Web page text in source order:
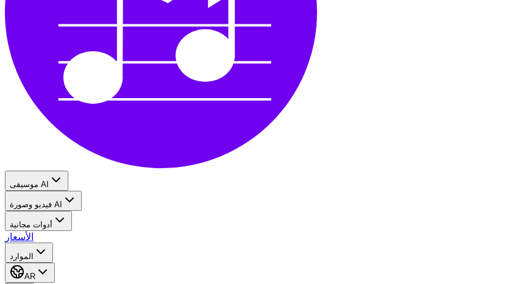
موسيقى AI
فيديو وصورة AI
أدوات مجانية
الأسعار
الموارد
AR